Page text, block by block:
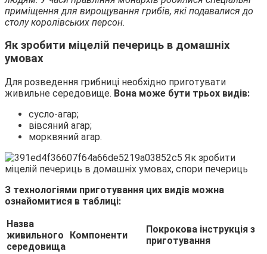
приміщення для вирощування грибів, які подавалися до
столу королівських персон.
Як зробити міцелій печериць в домашніх
умовах
Для розведення грибниці необхідно приготувати
живильне середовище. Вона може бути трьох видів:
сусло-агар;
вівсяний агар;
морквяний агар.
З технологіями приготування цих видів можна
ознайомитися в таблиці:
Назва
живильного
середовища
Компоненти
Покрокова інструкція з
приготування